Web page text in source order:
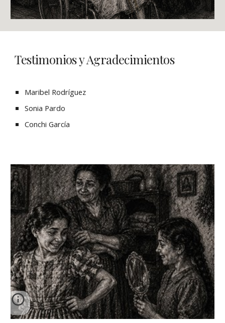
Testimonios y Agradecimientos
Maribel Rodríguez
Sonia Pardo
Conchi García